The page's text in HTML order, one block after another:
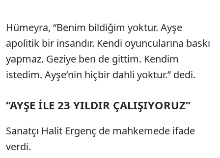
Hümeyra, “Benim bildiğim yoktur. Ayşe
apolitik bir insandır. Kendi oyuncularına baskı
yapmaz. Geziye ben de gittim. Kendim
istedim. Ayşe’nin hiçbir dahli yoktur.” dedi.
“AYŞE İLE 23 YILDIR ÇALIŞIYORUZ”
Sanatçı Halit Ergenç de mahkemede ifade
verdi.